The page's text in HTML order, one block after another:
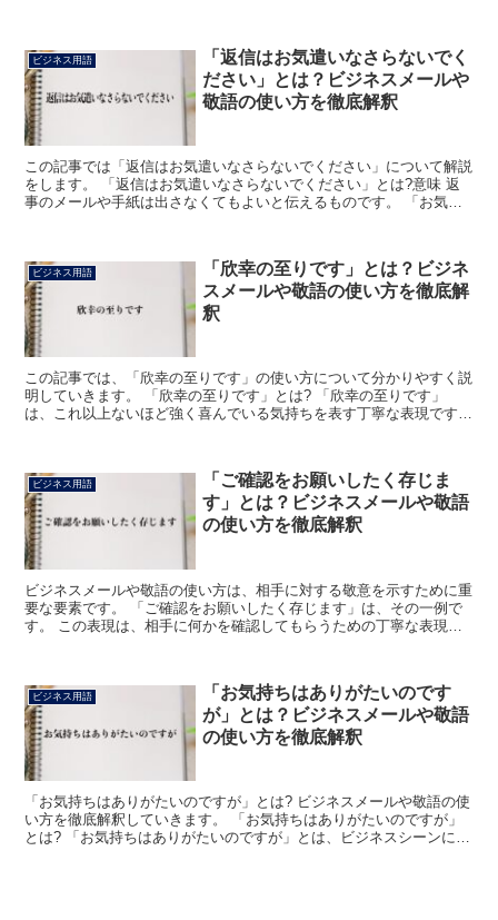
ビジネス用語
「返信はお気遣いなさらないでく
ださい」とは？ビジネスメールや
敬語の使い方を徹底解釈
この記事では「返信はお気遣いなさらないでください」について解説
をします。 「返信はお気遣いなさらないでください」とは?意味 返
事のメールや手紙は出さなくてもよいと伝えるものです。 「お気遣
ビジネス用語
「欣幸の至りです」とは？ビジネ
スメールや敬語の使い方を徹底解
釈
この記事では、「欣幸の至りです」の使い方について分かりやすく説
明していきます。 「欣幸の至りです」とは? 「欣幸の至りです」
は、これ以上ないほど強く喜んでいる気持ちを表す丁寧な表現です。
ビジネス用語
「ご確認をお願いしたく存じま
す」とは？ビジネスメールや敬語
の使い方を徹底解釈
ビジネスメールや敬語の使い方は、相手に対する敬意を示すために重
要な要素です。 「ご確認をお願いしたく存じます」は、その一例で
す。 この表現は、相手に何かを確認してもらうための丁寧な表現で
ビジネス用語
「お気持ちはありがたいのです
が」とは？ビジネスメールや敬語
の使い方を徹底解釈
「お気持ちはありがたいのですが」とは? ビジネスメールや敬語の使
い方を徹底解釈していきます。 「お気持ちはありがたいのですが」
とは? 「お気持ちはありがたいのですが」とは、ビジネスシーンにお